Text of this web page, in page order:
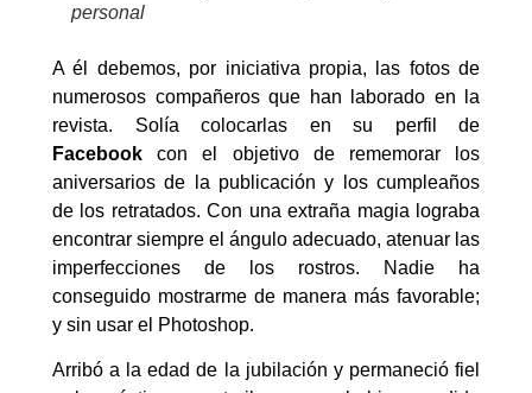
personal
A él debemos, por iniciativa propia, las fotos de
numerosos compañeros que han laborado en la
revista. Solía colocarlas en su perfil de
Facebook con el objetivo de rememorar los
aniversarios de la publicación y los cumpleaños
de los retratados. Con una extraña magia lograba
encontrar siempre el ángulo adecuado, atenuar las
imperfecciones de los rostros. Nadie ha
conseguido mostrarme de manera más favorable;
y sin usar el Photoshop.
Arribó a la edad de la jubilación y permaneció fiel